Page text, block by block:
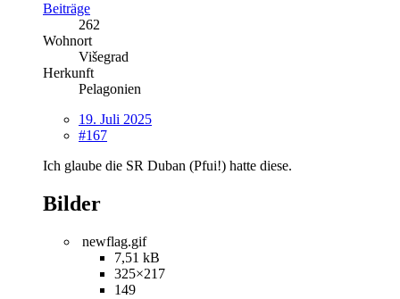
Beiträge
262
Wohnort
Višegrad
Herkunft
Pelagonien
19. Juli 2025
#167
Ich glaube die SR Duban (Pfui!) hatte diese.
Bilder
newflag.gif
7,51 kB
325×217
149